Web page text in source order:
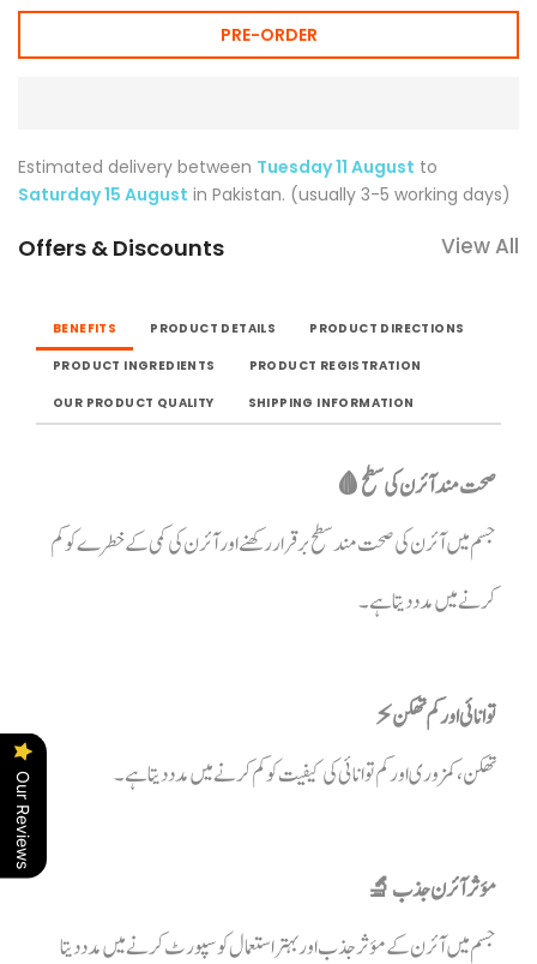
PRE-ORDER
Estimated delivery between Tuesday 11 August to
Saturday 15 August in Pakistan. (usually 3-5 working days)
Offers & Discounts View All
BENEFITS PRODUCT DETAILS PRODUCT DIRECTIONS
PRODUCT INGREDIENTS PRODUCT REGISTRATION
OUR PRODUCT QUALITY SHIPPING INFORMATION
صحت مند آئرن کی سطح 🩸
جسم میں آئرن کی صحت مند سطح برقرار رکھنے اور آئرن کی کمی کے خطرے کو کم
کرنے میں مدد دیتا ہے۔
توانائی اور کم تھکن ⚡
تھکن، کمزوری اور کم توانائی کی کیفیت کو کم کرنے میں مدد دیتا ہے۔
مؤثر آئرن جذب 🔬
جسم میں آئرن کے مؤثر جذب اور بہتر استعمال کو سپورٹ کرنے میں مدد دیتا
Our Reviews